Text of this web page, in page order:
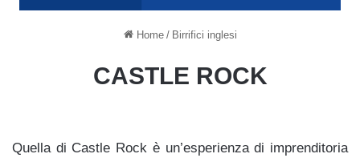
Home / Birrifici inglesi
CASTLE ROCK
Quella di Castle Rock è un’esperienza di imprenditoria